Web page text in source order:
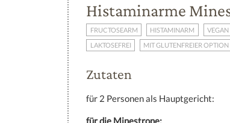
Histaminarme
FRUCTOSEARM HISTAMINARM VEGAN
LAKTOSEFREI MIT GLUTENFREIER OPTION
Zutaten
für 2 Personen als Hauptgericht: